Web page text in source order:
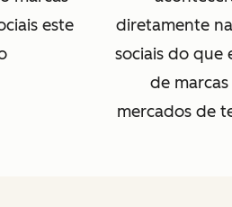
este
diretamente
sociais do que
de
mercados de